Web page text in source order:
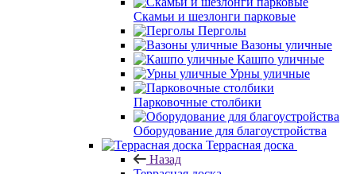
Скамьи и шезлонги парковые
Перголы
Вазоны уличные
Кашпо уличные
Урны уличные
Парковочные столбики
Оборудование для благоустройства
Террасная доска
Назад